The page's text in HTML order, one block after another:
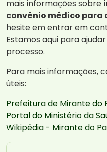
mais informações sobre
convênio médico
hesite em entrar em
Estamos aqui para
processo.
Para mais informações,
úteis:
Prefeitura de Mirante do
Portal do Ministério da
Wikipédia - Mirante do